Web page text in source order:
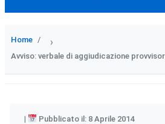
Home ›
Avviso: verbale di aggiudicazione
Pubblicato il: 8 Aprile 2014